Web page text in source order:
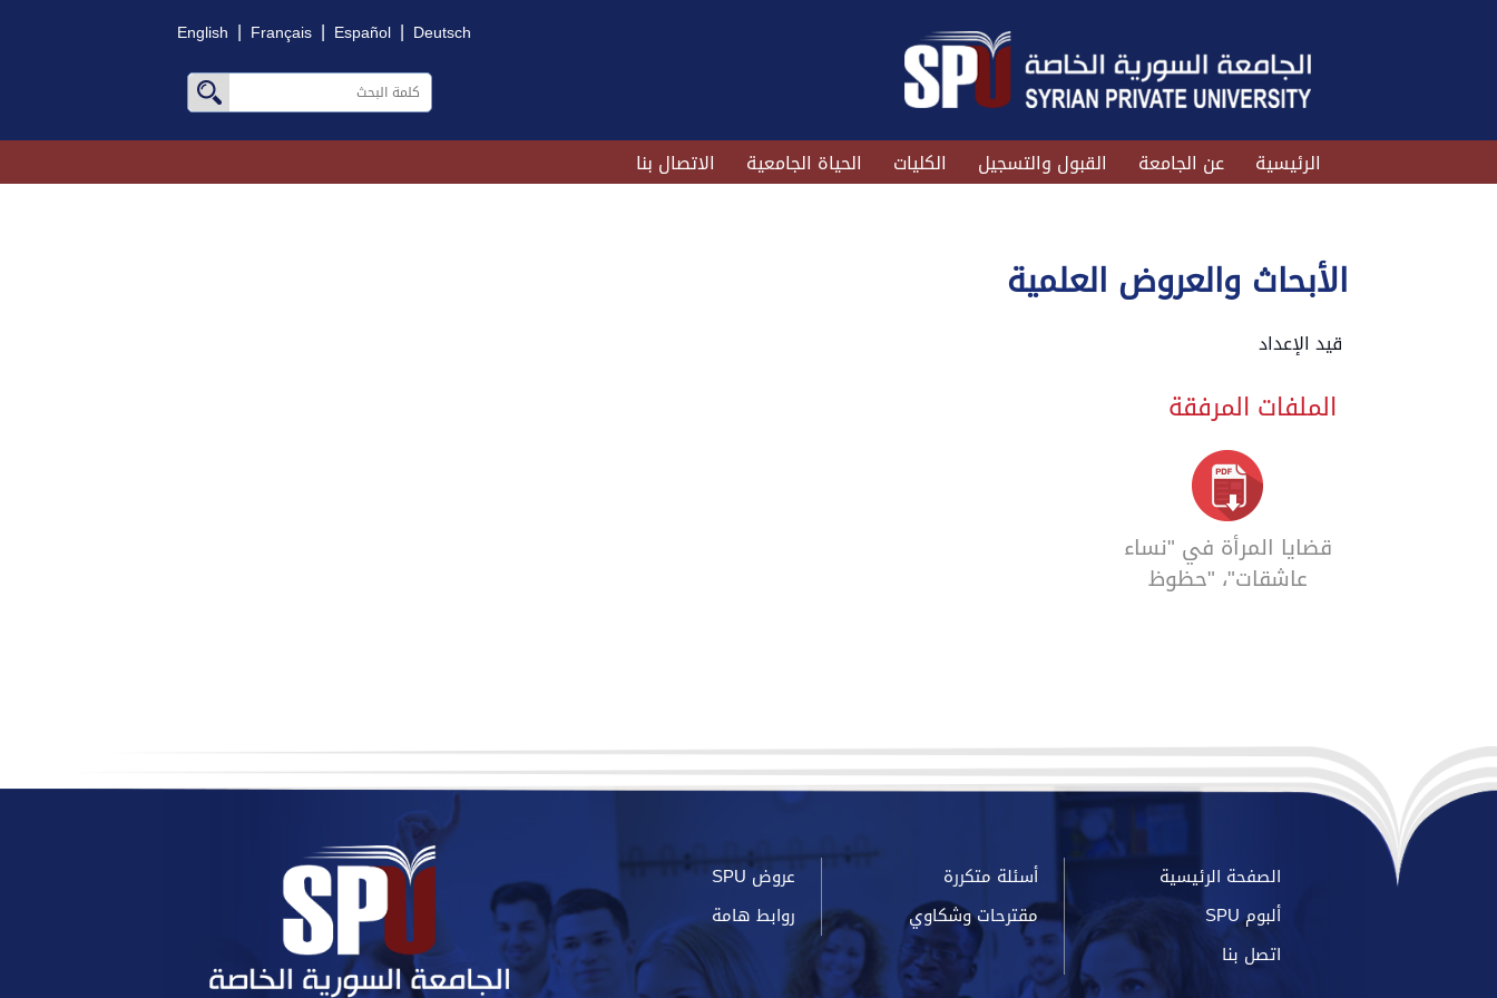
English | Français | Español | Deutsch
الرئيسية عن الجامعة القبول والتسجيل الكليات الحياة الجامعية الاتصال بنا
الأبحاث والعروض العلمية
قيد الإعداد
الملفات المرفقة
قضايا المرأة في "نساء
عاشقات"، "حظوظ
الصفحة الرئيسية أسئلة متكررة
عروض SPU
ألبوم SPU
مقترحات وشكاوي
روابط هامة
اتصل بنا